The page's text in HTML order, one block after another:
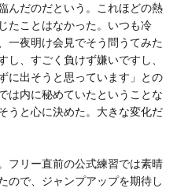
んだのだという。これほどの熱
たことはなかった。いつも冷
一夜明け会見でそう問うてみた
し、すごく負けず嫌いですし、
に出そうと思っています」との
は内に秘めていたということな
うと心に決めた。大きな変化だ
フリー直前の公式練習では素晴
ので、ジャンプアップを期待し